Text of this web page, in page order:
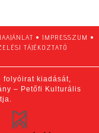
• IMPRESSZUM •
TÁJÉKOZTATÓ
kiadását,
– Petőfi Kulturális